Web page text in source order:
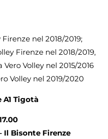
nel 2018/2019;
Firenze nel 2018/2019,
Volley nel 2015/2016
Volley nel 2019/2020
A1 Tigotà
Il Bisonte Firenze